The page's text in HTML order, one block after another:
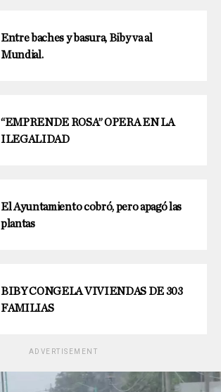
Entre baches y basura, Biby va al
Mundial.
“EMPRENDE ROSA” OPERA EN LA
ILEGALIDAD
El Ayuntamiento cobró, pero apagó las
plantas
BIBY CONGELA VIVIENDAS DE 303
FAMILIAS
ADVERTISEMENT